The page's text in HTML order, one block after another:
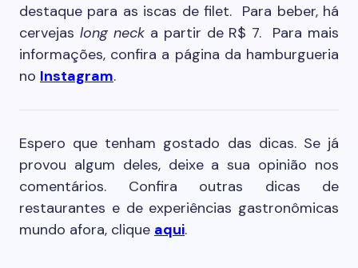
destaque para as iscas de filet. Para beber, há
cervejas long necka partir de R$ 7. Para mais
informações, confira a página da hamburgueria
no Instagram.
Espero que tenham gostado das dicas. Se já
provou algum deles, deixe a sua opinião nos
comentários. Confira outras dicas de
restaurantes e de experiências gastronômicas
mundo afora, clique aqui.